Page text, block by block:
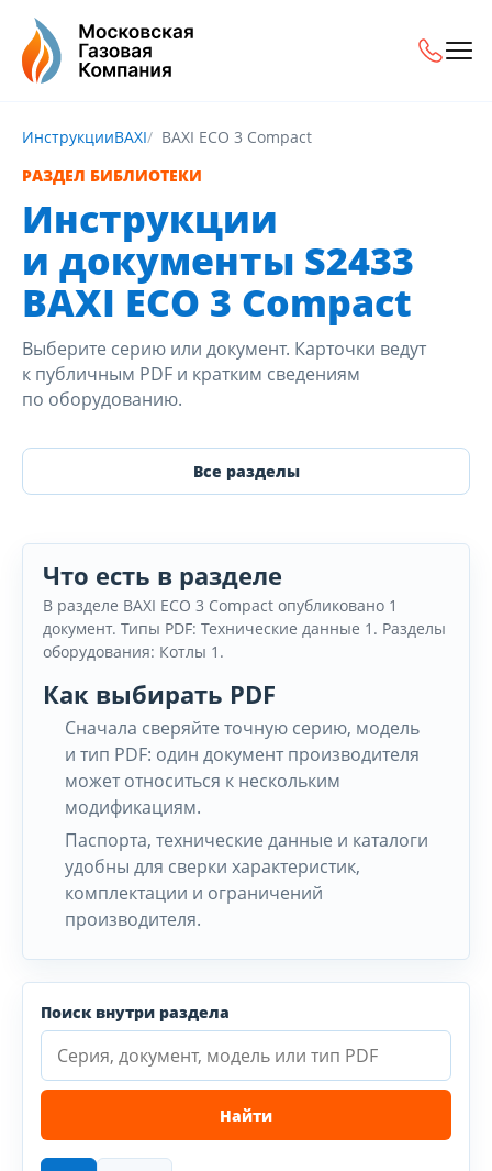
ИнструкцииBAXI
BAXI ECO 3 Compact
РАЗДЕЛ БИБЛИОТЕКИ
Инструкции
и документы S2433
BAXI ECO 3 Compact
Выберите серию или документ. Карточки ведут
к публичным PDF и кратким сведениям
по оборудованию.
Все разделы
Что есть в разделе
В разделе BAXI ECO 3 Compact опубликовано 1
документ. Типы PDF: Технические данные 1. Разделы
оборудования: Котлы 1.
Как выбирать PDF
Сначала сверяйте точную серию, модель
и тип PDF: один документ производителя
может относиться к нескольким
модификациям.
Паспорта, технические данные и каталоги
удобны для сверки характеристик,
комплектации и ограничений
производителя.
Поиск внутри раздела
Найти